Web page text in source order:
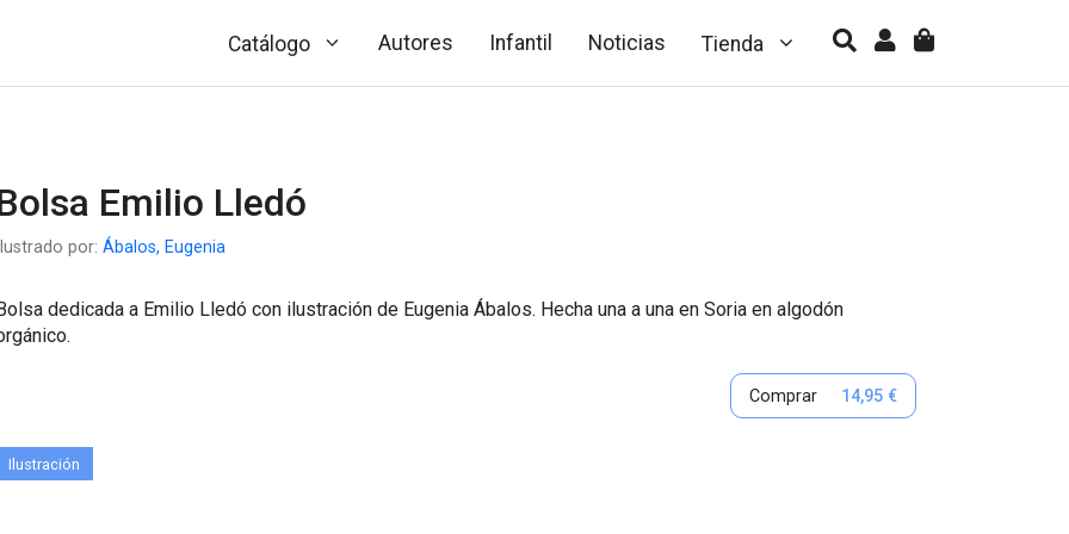
Catálogo Autores Infantil Noticias Tienda
Emilio Lledó
Ilustrado por: Ábalos, Eugenia
dedicada a Emilio Lledó con ilustración de Eugenia Ábalos. Hecha una a una en Soria en algodón
Comprar 14,95 €
Ilustración